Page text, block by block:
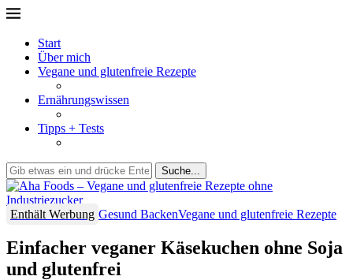
Start
Über mich
Vegane und glutenfreie Rezepte
Ernährungswissen
Tipps + Tests
Suche...
Enthält Werbung Gesund BackenVegane und glutenfreie Rezepte
Einfacher veganer Käsekuchen ohne Soja
und glutenfrei